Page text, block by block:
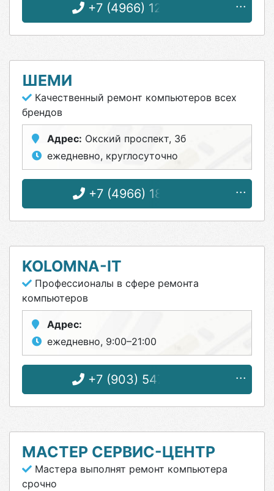
+7 (4966) 12-78-02
ШЕМИ
Качественный ремонт компьютеров всех
брендов
Адрес: Окский проспект, 3б
ежедневно, круглосуточно
+7 (4966) 18-72-52
KOLOMNA-IT
Профессионалы в сфере ремонта
компьютеров
Адрес:
ежедневно, 9:00–21:00
+7 (903) 547-82-81
МАСТЕР СЕРВИС-ЦЕНТР
Мастера выполнят ремонт компьютера
срочно